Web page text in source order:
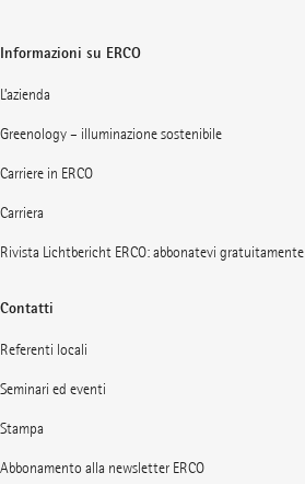
Informazioni su ERCO
L’azienda
Greenology – illuminazione sostenibile
Carriere in ERCO
Carriera
Rivista Lichtbericht ERCO: abbonatevi gratuitamente
Contatti
Referenti locali
Seminari ed eventi
Stampa
Abbonamento alla newsletter ERCO